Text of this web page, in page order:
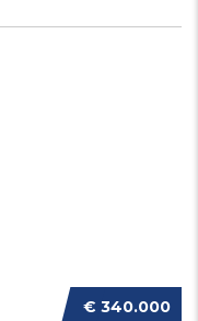
€ 340.000